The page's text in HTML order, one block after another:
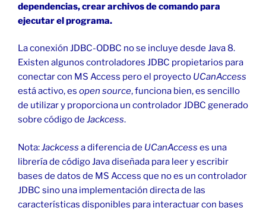
dependencias, crear archivos de comando para
ejecutar el programa.
La conexión JDBC-ODBC no se incluye desde Java 8.
Existen algunos controladores JDBC propietarios para
conectar con MS Access pero el proyecto UCanAccess
está activo, es open source, funciona bien, es sencillo
de utilizar y proporciona un controlador JDBC generado
sobre código de Jackcess.
Nota:Jackcess a diferencia de UCanAccess es una
librería de código Java diseñada para leer y escribir
bases de datos de MS Access que no es un controlador
JDBC sino una implementación directa de las
características disponibles para interactuar con bases